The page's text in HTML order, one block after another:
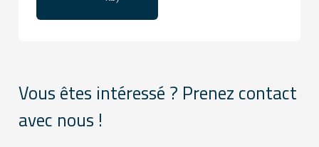
Vous êtes intéressé ? Prenez contact
avec nous !